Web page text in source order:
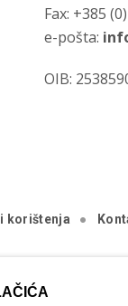
Fax: +385
e-pošta:
OIB:
korištenja